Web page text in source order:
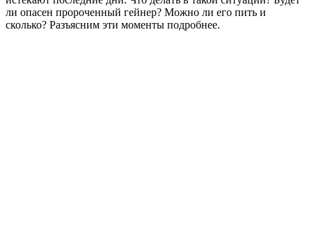
ли опасен пророченный гейнер? Можно ли его пить и
сколько? Разъясним эти моменты подробнее.